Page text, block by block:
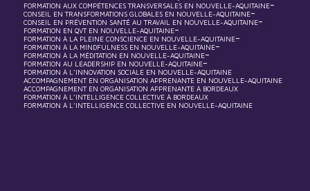
FORMATION AUX COMPÉTENCES TRANSVERSALES EN NOUVELLE-AQUITAINE-
CONSEIL EN TRANSFORMATIONS GLOBALES EN NOUVELLE-AQUITAINE-
CONSEIL EN PRÉVENTION SANTÉ AU TRAVAIL EN NOUVELLE-AQUITAINE-
FORMATION EN QVT EN NOUVELLE-AQUITAINE-
FORMATION À LA PLEINE CONSCIENCE EN NOUVELLE-AQUITAINE-
FORMATION À LA MINDFULNESS EN NOUVELLE-AQUITAINE-
FORMATION À LA MÉDITATION EN NOUVELLE-AQUITAINE-
FORMATION AU LEADERSHIP EN NOUVELLE-AQUITAINE-
FORMATION À L’INNOVATION SOCIALE EN NOUVELLE-AQUITAINE
ACCOMPAGNEMENT EN ORGANISATION APPRENANTE EN NOUVELLE-AQUITAINE
ACCOMPAGNEMENT EN ORGANISATION APPRENANTE À BORDEAUX
FORMATION À L’INTELLIGENCE COLLECTIVE À BORDEAUX
FORMATION À L’INTELLIGENCE COLLECTIVE EN NOUVELLE-AQUITAINE